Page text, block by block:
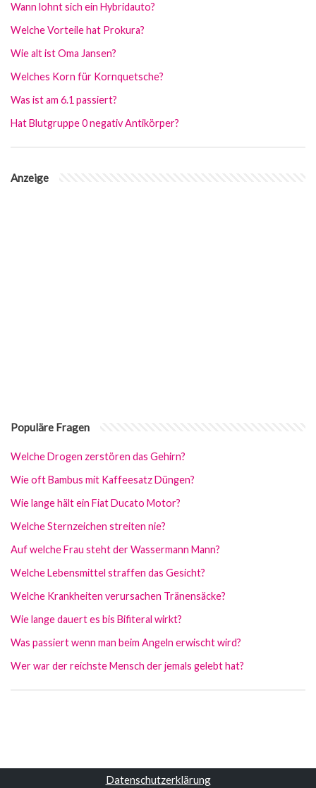
Wann lohnt sich ein Hybridauto?
Welche Vorteile hat Prokura?
Wie alt ist Oma Jansen?
Welches Korn für Kornquetsche?
Was ist am 6.1 passiert?
Hat Blutgruppe 0 negativ Antikörper?
Anzeige
Populäre Fragen
Welche Drogen zerstören das Gehirn?
Wie oft Bambus mit Kaffeesatz Düngen?
Wie lange hält ein Fiat Ducato Motor?
Welche Sternzeichen streiten nie?
Auf welche Frau steht der Wassermann Mann?
Welche Lebensmittel straffen das Gesicht?
Welche Krankheiten verursachen Tränensäcke?
Wie lange dauert es bis Bifiteral wirkt?
Was passiert wenn man beim Angeln erwischt wird?
Wer war der reichste Mensch der jemals gelebt hat?
Datenschutzerklärung